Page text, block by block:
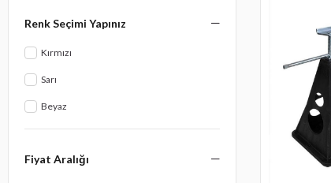
KARAVAN MALZEMELERİ
KAMP MALZEMELERİ
MARİN İÇİN
Renk Seçimi Yapınız
Kırmızı
Sarı
Beyaz
Fiyat Aralığı